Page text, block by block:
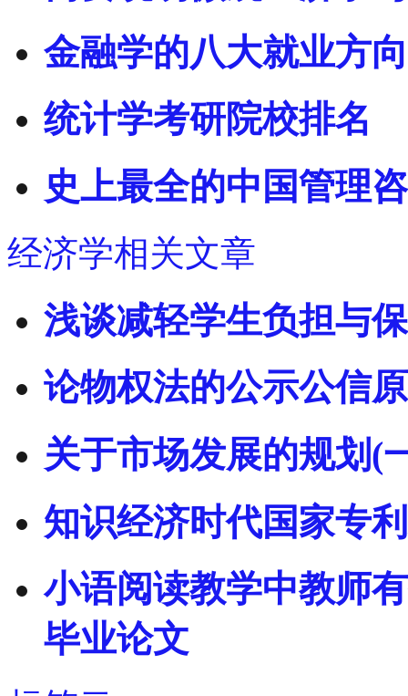
金融学的八大就业方
统计学考研院校排名
史上最全的中国管理
经济学相关文章
浅谈减轻学生负担与
论物权法的公示公信
关于市场发展的规划(
知识经济时代国家专
小语阅读教学中教师
毕业论文